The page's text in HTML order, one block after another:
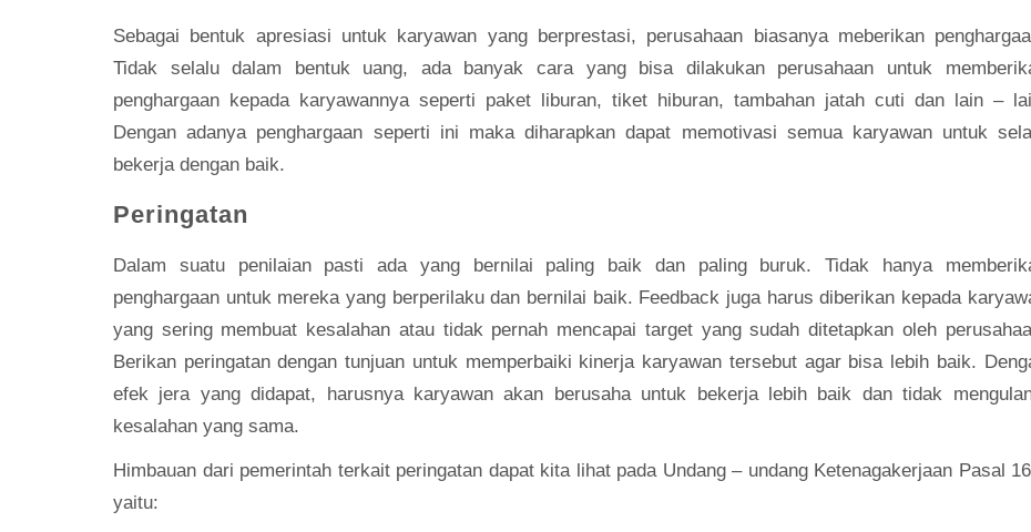
Sebagai bentuk apresiasi untuk karyawan yang berprestasi, perusahaan biasanya meberikan
Tidak selalu dalam bentuk uang, ada banyak cara yang bisa dilakukan perusahaan untuk
penghargaan kepada karyawannya seperti paket liburan, tiket hiburan, tambahan jatah cuti dan lain –
Dengan adanya penghargaan seperti ini maka diharapkan dapat memotivasi semua karyawan untuk
bekerja dengan baik.
Peringatan
Dalam suatu penilaian pasti ada yang bernilai paling baik dan paling buruk. Tidak hanya
penghargaan untuk mereka yang berperilaku dan bernilai baik. Feedback juga harus diberikan kepada
yang sering membuat kesalahan atau tidak pernah mencapai target yang sudah ditetapkan oleh
Berikan peringatan dengan tunjuan untuk memperbaiki kinerja karyawan tersebut agar bisa lebih baik.
efek jera yang didapat, harusnya karyawan akan berusaha untuk bekerja lebih baik dan tidak
kesalahan yang sama.
Himbauan dari pemerintah terkait peringatan dapat kita lihat pada Undang – undang Ketenagakerjaan Pasal
yaitu: